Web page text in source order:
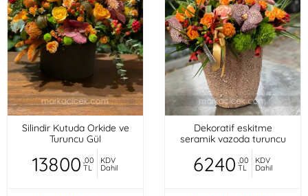
Silindir Kutuda Orkide ve
Turuncu Gül
13800 ,00
TL
KDV
Dahil
Dekoratif eskitme
seramik vazoda turuncu
mini güller, orkideler,
6240 ,00
TL
KDV
Dahil